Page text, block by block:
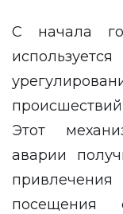
С начала
Этот
аварии
посещения